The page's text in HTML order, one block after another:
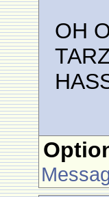
OH